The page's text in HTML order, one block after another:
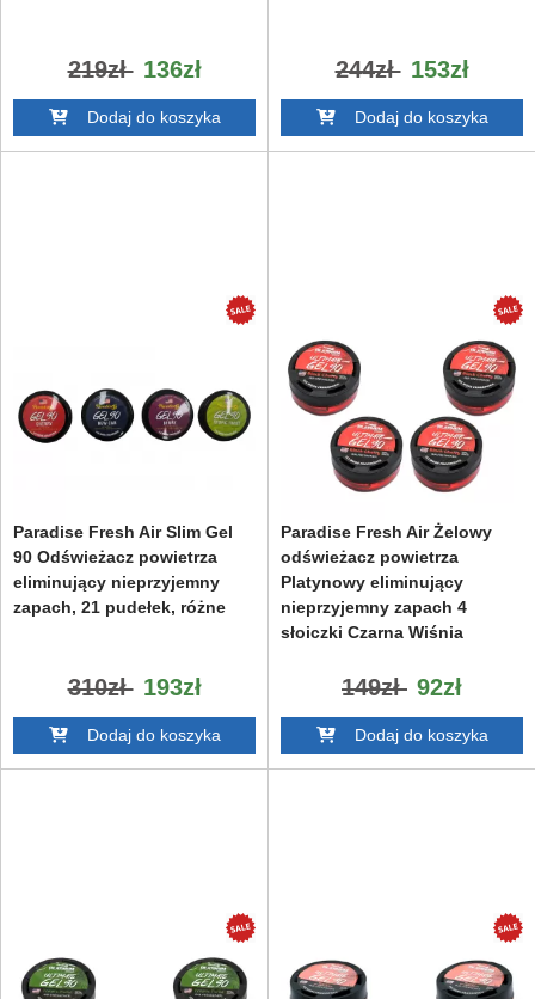
219zł 136zł
Dodaj do koszyka
244zł 153zł
Dodaj do koszyka
Paradise Fresh Air Slim Gel
90 Odświeżacz powietrza
eliminujący nieprzyjemny
zapach, 21 pudełek, różne
310zł 193zł
Dodaj do koszyka
Paradise Fresh Air Żelowy
odświeżacz powietrza
Platynowy eliminujący
nieprzyjemny zapach 4
słoiczki Czarna Wiśnia
149zł 92zł
Dodaj do koszyka